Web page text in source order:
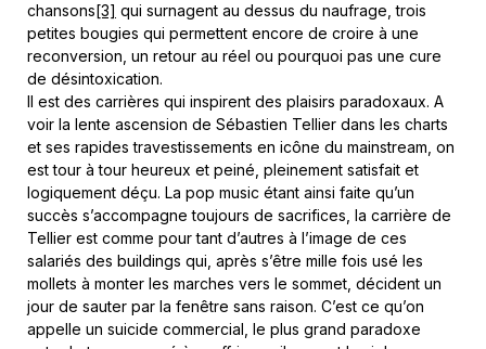
chansons[3] qui surnagent au dessus du naufrage, trois
petites bougies qui permettent encore de croire à une
reconversion, un retour au réel ou pourquoi pas une cure
de désintoxication.
Il est des carrières qui inspirent des plaisirs paradoxaux. A
voir la lente ascension de Sébastien Tellier dans les charts
et ses rapides travestissements en icône du mainstream, on
est tour à tour heureux et peiné, pleinement satisfait et
logiquement déçu. La pop music étant ainsi faite qu’un
succès s’accompagne toujours de sacrifices, la carrière de
Tellier est comme pour tant d’autres à l’image de ces
salariés des buildings qui, après s’être mille fois usé les
mollets à monter les marches vers le sommet, décident un
jour de sauter par la fenêtre sans raison. C’est ce qu’on
appelle un suicide commercial, le plus grand paradoxe